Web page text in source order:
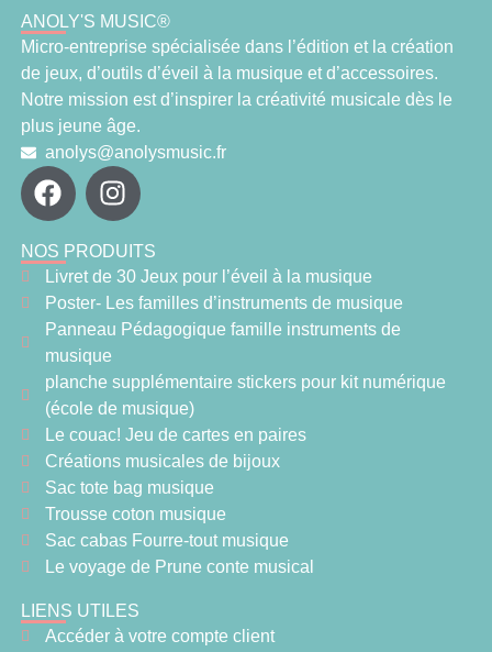
ANOLY'S MUSIC®
Micro-entreprise spécialisée dans l’édition et la création
de jeux, d’outils d’éveil à la musique et d’accessoires.
Notre mission est d’inspirer la créativité musicale dès le
plus jeune âge.
anolys@anolysmusic.fr
NOS PRODUITS
Livret de 30 Jeux pour l’éveil à la musique
Poster- Les familles d’instruments de musique
Panneau Pédagogique famille instruments de
musique
planche supplémentaire stickers pour kit numérique
(école de musique)
Le couac! Jeu de cartes en paires
Créations musicales de bijoux
Sac tote bag musique
Trousse coton musique
Sac cabas Fourre-tout musique
Le voyage de Prune conte musical
LIENS UTILES
Accéder à votre compte client